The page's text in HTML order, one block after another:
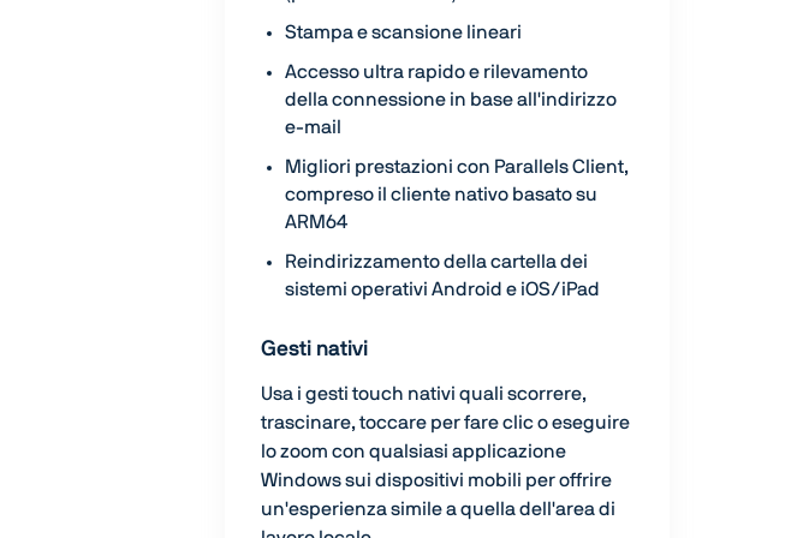
Stampa e scansione lineari
Accesso ultra rapido e rilevamento
della connessione in base all'indirizzo
e-mail
Migliori prestazioni con Parallels Client,
compreso il cliente nativo basato su
ARM64
Reindirizzamento della cartella dei
sistemi operativi Android e iOS/iPad
Gesti nativi
Usa i gesti touch nativi quali scorrere,
trascinare, toccare per fare clic o eseguire
lo zoom con qualsiasi applicazione
Windows sui dispositivi mobili per offrire
un'esperienza simile a quella dell'area di